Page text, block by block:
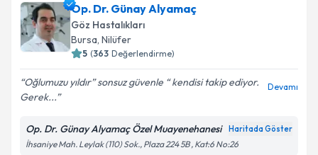
Op. Dr. Muhammed Gorganiiçin randevu takvimi
talebi oluşturun. Size bu uzmandan randevu almanız
için bir takvim hazırlandığında e-posta ile
bilgilendireceğiz.
E-posta Adresiniz
Kişisel verilerimin işlenmesine ilişkinAydınlatma
Op. Dr. Günay Alyamaç
Göz Hastalıkları
Bursa, Nilüfer
5 (363 Değerlendirme)
Oğlumuzu yıldır” sonsuz güvenle “ kendisi takip ediyor.
Gerek...
Devamı
Op. Dr. Günay Alyamaç Özel Muayenehanesi Haritada Göster
İhsaniye Mah. Leylak (110) Sok., Plaza 224 5B , Kat:6 No:26